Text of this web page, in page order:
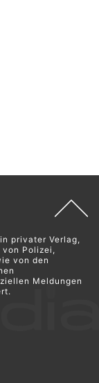
privater Verlag,
Polizei,
von den
Meldungen